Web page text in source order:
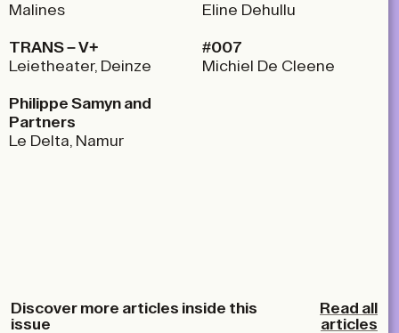
Malines
TRANS –V+
Leietheater, Deinze
Philippe Samyn and
Partners
Le Delta, Namur
Eline Dehullu
#007
Michiel De Cleene
Discover more articles inside this
issue
Read all
articles